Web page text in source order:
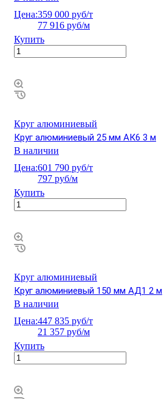
Цена:359 000 руб/т
77 916 руб/м
Купить
Круг алюминиевый
Круг алюминиевый 25 мм АК6 3 м
В наличии
Цена:601 790 руб/т
797 руб/м
Купить
Круг алюминиевый
Круг алюминиевый 150 мм АД1 2 м
В наличии
Цена:447 835 руб/т
21 357 руб/м
Купить